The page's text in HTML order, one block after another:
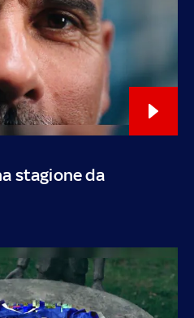
stagione da